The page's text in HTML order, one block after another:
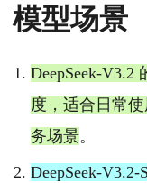
模型场景
DeepSeek-V3.2
度，适合日常
务场景。
DeepSeek-